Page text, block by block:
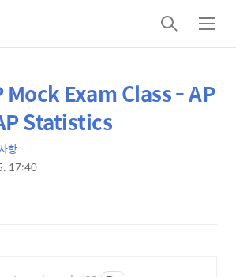
검
색
메
뉴
Mock Exam Class - AP
Statistics
항
17:40